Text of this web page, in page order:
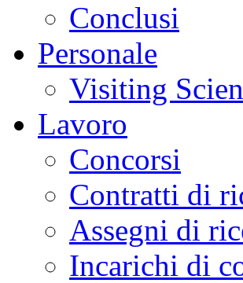
Conclusi
Personale
Visiting
Lavoro
Concorsi
Contratti di
Assegni di
Incarichi di